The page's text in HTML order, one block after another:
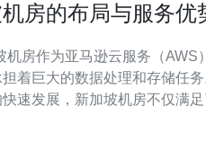
房的布局与服务优
机房作为亚马逊云服务（AWS
着巨大的数据处理和存储任
速发展，新加坡机房不仅满足
性等方面进行深入分析。 2. 机房